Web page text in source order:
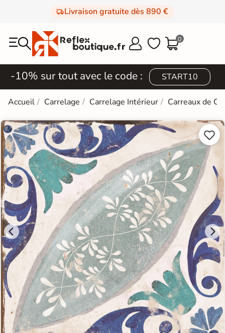
Livraison gratuite dès 890 €
  0
-10% sur tout avec le code : START10
Accueil Carrelage Carrelage Intérieur Carreaux de

